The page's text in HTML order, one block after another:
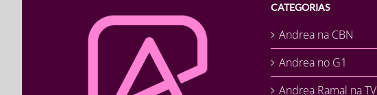
CATEGORIAS
Andrea na CBN
Andrea no G1
Andrea Ramal na TV